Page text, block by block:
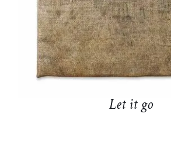
Let it go